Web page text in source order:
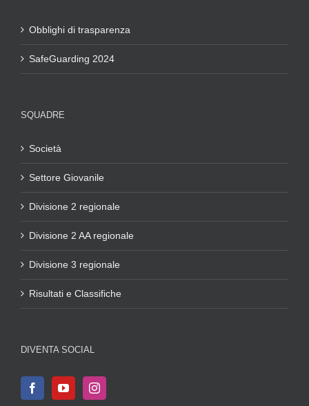
Obblighi di trasparenza
SafeGuarding 2024
SQUADRE
Società
Settore Giovanile
Divisione 2 regionale
Divisione 2 AA regionale
Divisione 3 regionale
Risultati e Classifiche
DIVENTA SOCIAL